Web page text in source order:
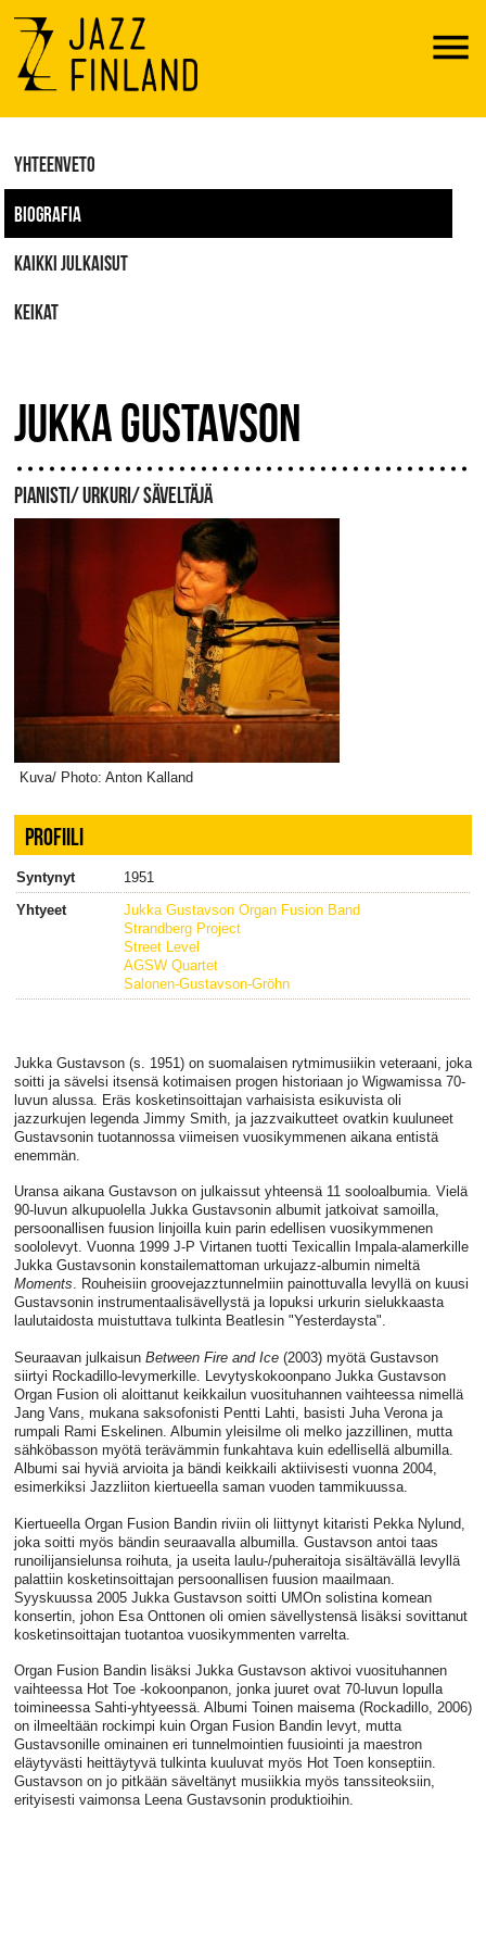
Menu
YHTEENVETO
BIOGRAFIA
KAIKKI JULKAISUT
KEIKAT
JUKKA GUSTAVSON
PIANISTI/ URKURI/ SÄVELTÄJÄ
Kuva/ Photo: Anton Kalland
PROFIILI
Syntynyt
1951
Yhtyeet
Jukka Gustavson Organ Fusion Band
Strandberg Project
Street Level
AGSW Quartet
Salonen-Gustavson-Gröhn
Jukka Gustavson (s. 1951) on suomalaisen rytmimusiikin veteraani, joka
soitti ja sävelsi itsensä kotimaisen progen historiaan jo Wigwamissa 70-
luvun alussa. Eräs kosketinsoittajan varhaisista esikuvista oli
jazzurkujen legenda Jimmy Smith, ja jazzvaikutteet ovatkin kuuluneet
Gustavsonin tuotannossa viimeisen vuosikymmenen aikana entistä
enemmän.
Uransa aikana Gustavson on julkaissut yhteensä 11 sooloalbumia. Vielä
90-luvun alkupuolella Jukka Gustavsonin albumit jatkoivat samoilla,
persoonallisen fuusion linjoilla kuin parin edellisen vuosikymmenen
soololevyt. Vuonna 1999 J-P Virtanen tuotti Texicallin Impala-alamerkille
Jukka Gustavsonin konstailemattoman urkujazz-albumin nimeltä
Moments. Rouheisiin groovejazztunnelmiin painottuvalla levyllä on kuusi
Gustavsonin instrumentaalisävellystä ja lopuksi urkurin sielukkaasta
laulutaidosta muistuttava tulkinta Beatlesin "Yesterdaysta".
Seuraavan julkaisun Between Fire and Ice(2003) myötä Gustavson
siirtyi Rockadillo-levymerkille. Levytyskokoonpano Jukka Gustavson
Organ Fusion oli aloittanut keikkailun vuosituhannen vaihteessa nimellä
Jang Vans, mukana saksofonisti Pentti Lahti, basisti Juha Verona ja
rumpali Rami Eskelinen. Albumin yleisilme oli melko jazzillinen, mutta
sähköbasson myötä terävämmin funkahtava kuin edellisellä albumilla.
Albumi sai hyviä arvioita ja bändi keikkaili aktiivisesti vuonna 2004,
esimerkiksi Jazzliiton kiertueella saman vuoden tammikuussa.
Kiertueella Organ Fusion Bandin riviin oli liittynyt kitaristi Pekka Nylund,
joka soitti myös bändin seuraavalla albumilla. Gustavson antoi taas
runoilijansielunsa roihuta, ja useita laulu-/puheraitoja sisältävällä levyllä
palattiin kosketinsoittajan persoonallisen fuusion maailmaan.
Syyskuussa 2005 Jukka Gustavson soitti UMOn solistina komean
konsertin, johon Esa Onttonen oli omien sävellystensä lisäksi sovittanut
kosketinsoittajan tuotantoa vuosikymmenten varrelta.
Organ Fusion Bandin lisäksi Jukka Gustavson aktivoi vuosituhannen
vaihteessa Hot Toe -kokoonpanon, jonka juuret ovat 70-luvun lopulla
toimineessa Sahti-yhtyeessä. Albumi Toinen maisema (Rockadillo, 2006)
on ilmeeltään rockimpi kuin Organ Fusion Bandin levyt, mutta
Gustavsonille ominainen eri tunnelmointien fuusiointi ja maestron
eläytyvästi heittäytyvä tulkinta kuuluvat myös Hot Toen konseptiin.
Gustavson on jo pitkään säveltänyt musiikkia myös tanssiteoksiin,
erityisesti vaimonsa Leena Gustavsonin produktioihin.